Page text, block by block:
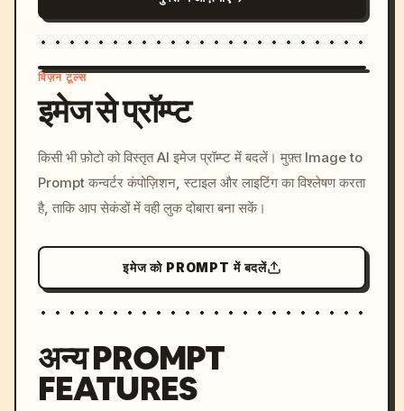
c, cyberpunk sunset, neon
colors, 8k --v 6.0
विज़न टूल्स
इमेज से प्रॉम्प्ट
किसी भी फ़ोटो को विस्तृत AI इमेज प्रॉम्प्ट में बदलें। मुफ़्त Image to
Prompt कन्वर्टर कंपोज़िशन, स्टाइल और लाइटिंग का विश्लेषण करता
है, ताकि आप सेकंडों में वही लुक दोबारा बना सकें।
इमेज को PROMPT में बदलें
अन्य PROMPT
FEATURES